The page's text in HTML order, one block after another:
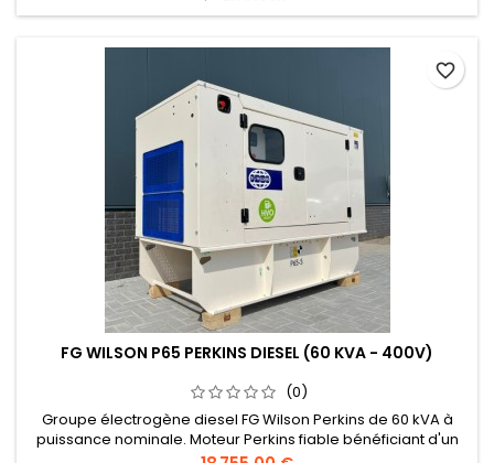
FG WILSON P65 PERKINS DIESEL (60 KVA - 400V)
(0)
Groupe électrogène diesel FG Wilson Perkins de 60 kVA à
puissance nominale. Moteur Perkins fiable bénéficiant d'un
favorite_border